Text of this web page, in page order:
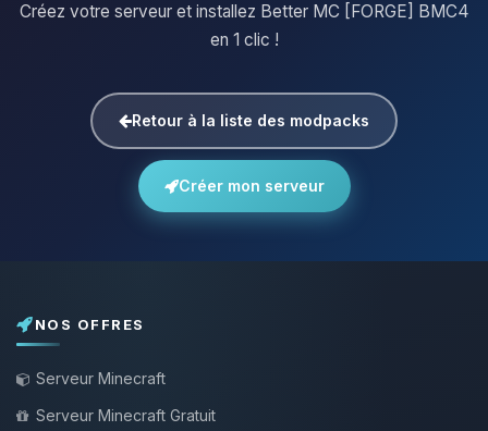
Créez votre serveur et installez Better MC [FORGE] BMC4
en 1 clic !
Retour à la liste des modpacks
Créer mon serveur
NOS OFFRES
Serveur Minecraft
Serveur Minecraft Gratuit